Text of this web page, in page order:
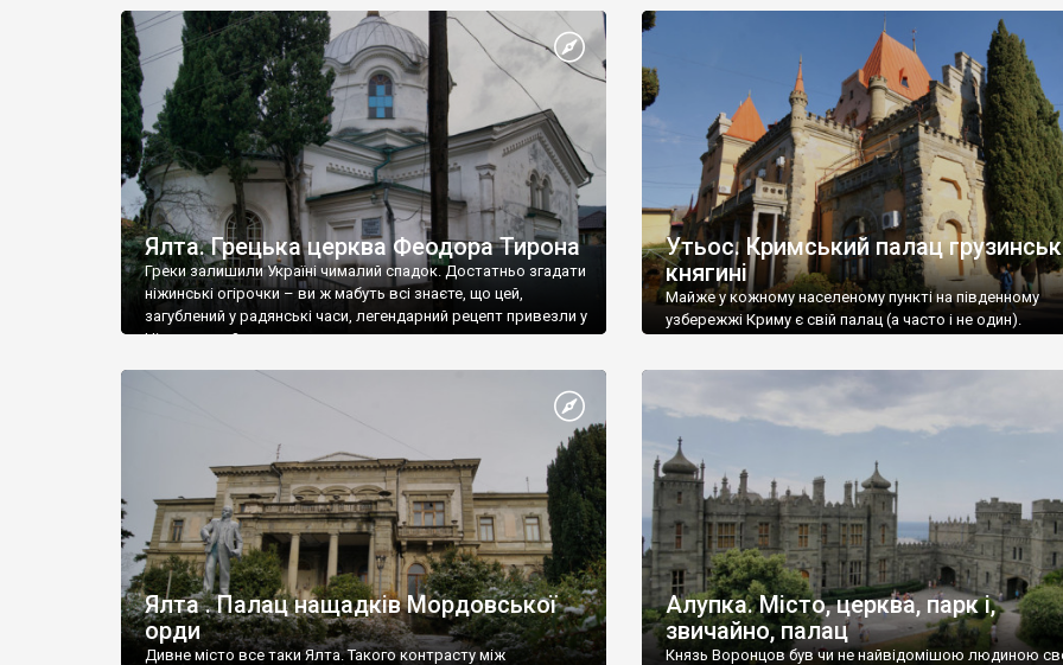
Херсонесі Володимир-язичник, став Василем-
християнином. А потім було Хрещення Русі. На честь
Херсонесу Таврійського названо місто […]
Ялта. Грецька церква Феодора Тирона
Греки залишили Україні чималий спадок. Достатньо згадати
ніжинські огірочки – ви ж мабуть всі знаєте, що цей,
загублений у радянські часи, легендарний рецепт привезли у
Ніжин греки?
Утьос. Кримський палац
княгині
Майже у кожному населеному пункті на південному
узбережжі Криму є свій палац (а часто і не один).
Ялта . Палац нащадків Мордовської
орди
Дивне місто все таки Ялта. Такого контрасту між
Алупка. Місто, церква, парк і,
звичайно, палац
Князь Воронцов був чи не найвідомішою людиною